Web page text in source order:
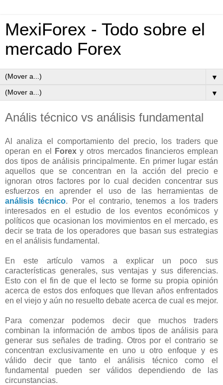
MexiForex - Todo sobre el
mercado Forex
▼
▼
Anális técnico vs análisis fundamental
Al analiza el comportamiento del precio, los traders que
operan en el
Forex y otros mercados financieros emplean
dos tipos de análisis principalmente. En primer lugar están
aquellos que se concentran en la acción del precio e
ignoran otros factores por lo cual deciden concentrar sus
esfuerzos en aprender el uso de las herramientas de
análisis técnico. Por el contrario, tenemos a los traders
interesados en el estudio de los eventos económicos y
políticos que ocasionan los movimientos en el mercado, es
decir se trata de los operadores que basan sus estrategias
en el análisis fundamental.
En este artículo vamos a explicar un poco sus
características generales, sus ventajas y sus diferencias.
Esto con el fin de que el lecto se forme su propia opinión
acerca de estos dos enfoques que llevan años enfrentados
en el viejo y aún no resuelto debate acerca de cual es mejor.
Para comenzar podemos decir que muchos traders
combinan la información de ambos tipos de análisis para
generar sus señales de trading. Otros por el contrario se
concentran exclusivamente en uno u otro enfoque y es
válido decir que tanto el análisis técnico como el
fundamental pueden ser válidos dependiendo de las
circunstancias.